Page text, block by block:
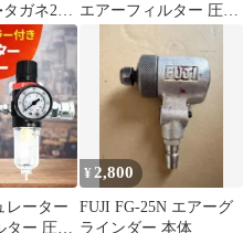
ガネ2本
エアーフィルター 圧力
計 工具 激安
レーター
ー 圧力
¥ 2,800
FUJI FG-25N エアーグ
ラインダー 本体